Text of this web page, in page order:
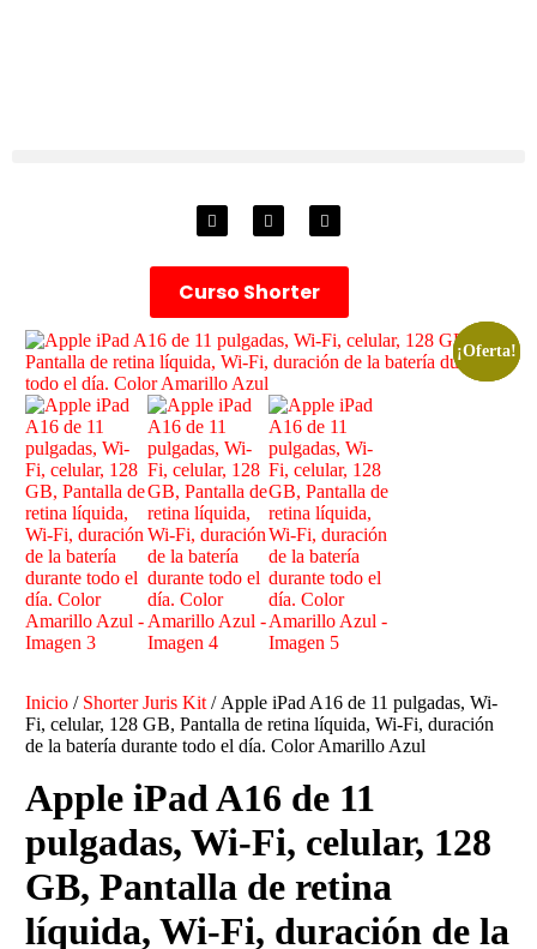
Curso Shorter
Inicio / Shorter Juris Kit / Apple iPad A16 de 11 pulgadas, Wi-
Fi, celular, 128 GB, Pantalla de retina líquida, Wi-Fi, duración
de la batería durante todo el día. Color Amarillo Azul
Apple iPad A16 de 11
pulgadas, Wi-Fi, celular, 128
GB, Pantalla de retina
líquida, Wi-Fi, duración de la
¡Oferta!
¡Oferta!
¡Oferta!